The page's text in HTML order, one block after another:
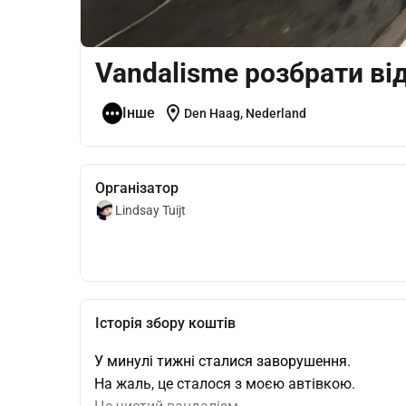
Vandalisme розбрати
Інше location_on Den Haag, Nederland
Організатор
Lindsay Tuijt
Історія збору коштів
У минулі тижні сталися заворушення.
На жаль, це сталося з моєю автівкою.